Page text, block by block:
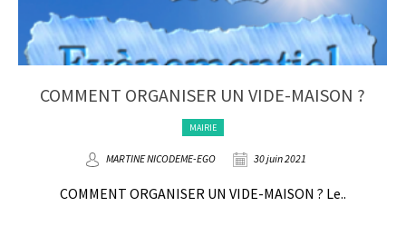
COMMENT ORGANISER UN VIDE-MAISON ?
MAIRIE
MARTINE NICODEME-EGO 30 juin 2021
COMMENT ORGANISER UN VIDE-MAISON ? Le..